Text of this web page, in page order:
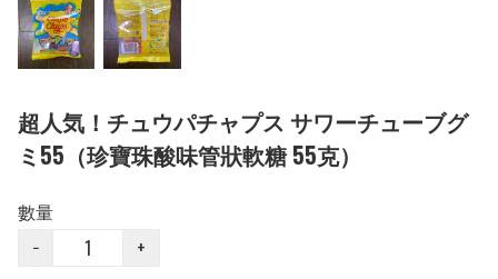
超人気！チュウパチャプス サワーチューブグ
ミ55（珍寶珠酸味管狀軟糖 55克）
數量
−
+